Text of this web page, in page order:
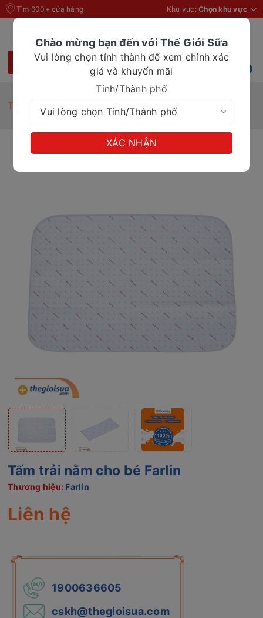
Tìm 600+ cửa hàng Khu vực: Chọn khu vực
Trang chủ Tấm trải nằm cho bé Farlin
Tấm trải nằm cho bé Farlin
Thương hiệu: Farlin
Liên hệ
1900636605
cskh@thegioisua.com
Chào mừng bạn đến với Thế Giới Sữa
Vui lòng chọn tỉnh thành để xem chính xác
giá và khuyến mãi
Tỉnh/Thành phố
XÁC NHẬN